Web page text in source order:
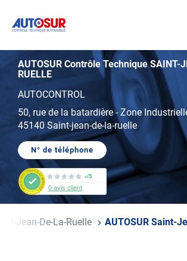
AUTOSUR Contrôle Technique SAINT-
RUELLE
AUTOCONTROL
50, rue de la batardière- Zone
45140 Saint-jean-de-la-ruelle
N° de téléphone
AFFICHER
DE
TÉLÉPHONE
DU
AUTOSUR
SAINT-
-/5
0avis client
Jean-De-La-Ruelle AUTOSUR Saint-